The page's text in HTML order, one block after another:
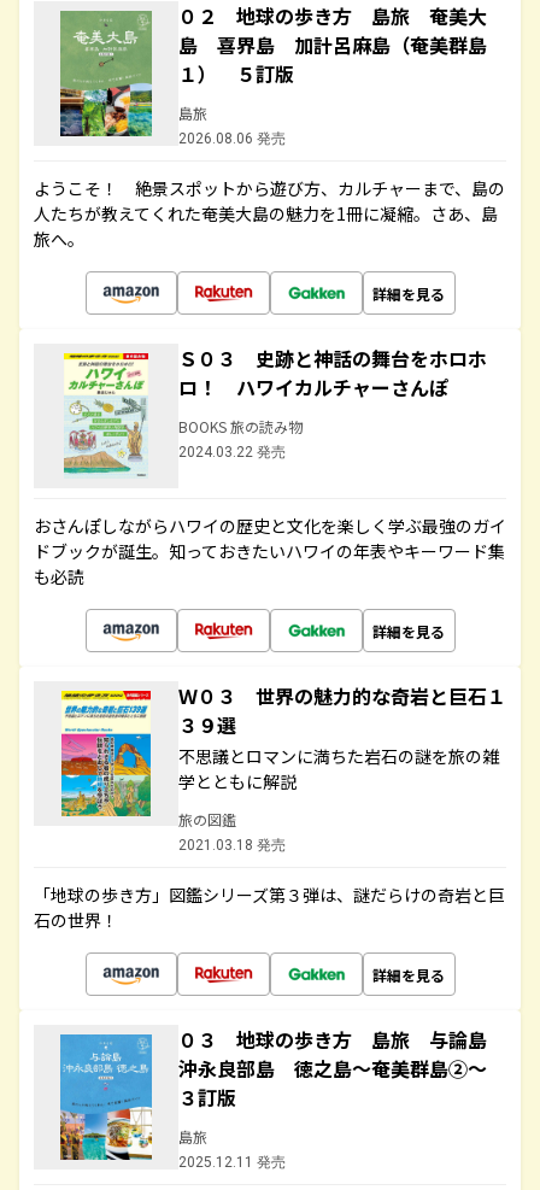
０２ 地球の歩き方 島旅 奄美大
島 喜界島 加計呂麻島（奄美群島
１） ５訂版
島旅
2026.08.06 発売
ようこそ！ 絶景スポットから遊び方、カルチャーまで、島の
人たちが教えてくれた奄美大島の魅力を1冊に凝縮。さあ、島
旅へ。
詳細を見る
Ｓ０３ 史跡と神話の舞台をホロホ
ロ！ ハワイカルチャーさんぽ
BOOKS 旅の読み物
2024.03.22 発売
おさんぽしながらハワイの歴史と文化を楽しく学ぶ最強のガイ
ドブックが誕生。知っておきたいハワイの年表やキーワード集
も必読
詳細を見る
Ｗ０３ 世界の魅力的な奇岩と巨石１
３９選
不思議とロマンに満ちた岩石の謎を旅の雑
学とともに解説
旅の図鑑
2021.03.18 発売
「地球の歩き方」図鑑シリーズ第３弾は、謎だらけの奇岩と巨
石の世界！
詳細を見る
０３ 地球の歩き方 島旅 与論島
沖永良部島 徳之島～奄美群島②～
３訂版
島旅
2025.12.11 発売